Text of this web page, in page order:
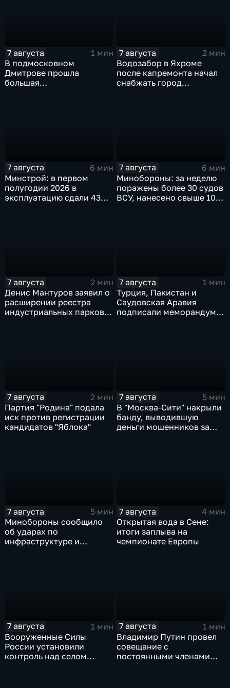
7 августа
1 мин
В подмосковном
Дмитрове прошла
большая
7 августа
2 мин
Водозабор в Яхроме
после капремонта начал
снабжать город
7 августа
6 мин
Минстрой: в первом
полугодии 2026 в
эксплуатацию сдали 43
7 августа
6 мин
Минобороны: за неделю
поражены более 30 судов
ВСУ, нанесено свыше 10
7 августа
2 мин
Денис Мантуров заявил о
расширении реестра
индустриальных парков в
7 августа
1 мин
Турция, Пакистан и
Саудовская Аравия
подписали меморандум о
7 августа
2 мин
Партия "Родина" подала
иск против регистрации
кандидатов "Яблока"
7 августа
5 мин
В "Москва‑Сити" накрыли
банду, выводившую
деньги мошенников за
7 августа
5 мин
Минобороны сообщило
об ударах по
инфраструктуре и
7 августа
4 мин
Открытая вода в Сене:
итоги заплыва на
чемпионате Европы
7 августа
1 мин
Вооруженные Силы
России установили
контроль над селом
7 августа
1 мин
Владимир Путин провел
совещание с
постоянными членами